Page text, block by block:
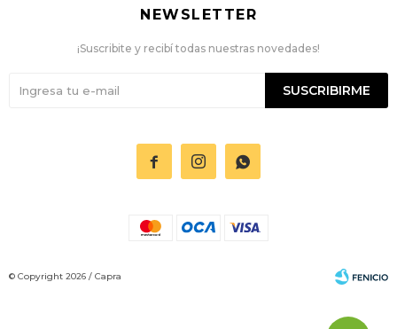
  
NEWSLETTER
¡Suscribite y recibí todas nuestras novedades!
SUSCRIBIRME
© Copyright 2026 / Capra